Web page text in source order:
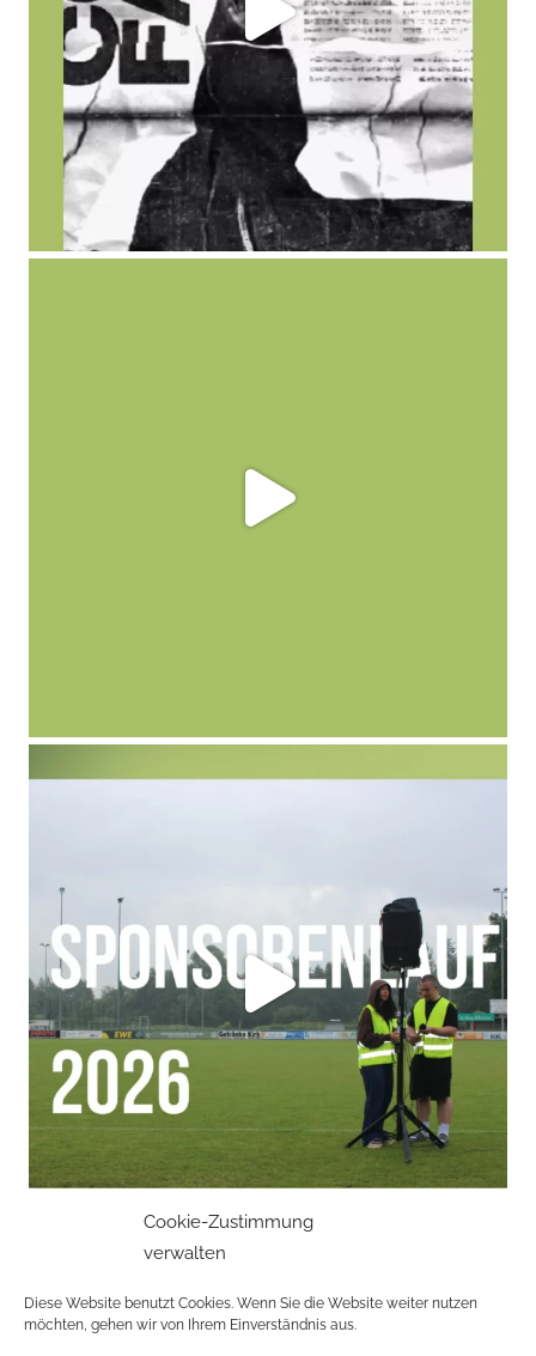
Cookie-Zustimmung
verwalten
Diese Website benutzt Cookies. Wenn Sie die Website weiter nutzen
möchten, gehen wir von Ihrem Einverständnis aus.
Mehr laden